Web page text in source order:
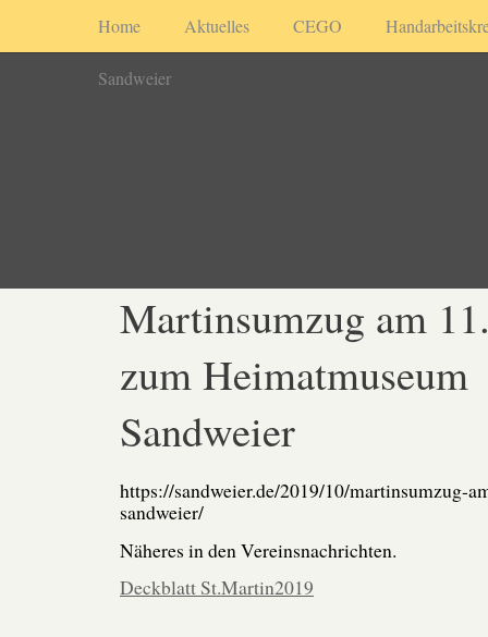
Home Aktuelles CEGO
Sandweier
Martinsumzug am
zum Heimatmuseum
Sandweier
https://sandweier.de/2019/10/martinsumzug-
sandweier/
Näheres in den Vereinsnachrichten.
Deckblatt St.Martin2019